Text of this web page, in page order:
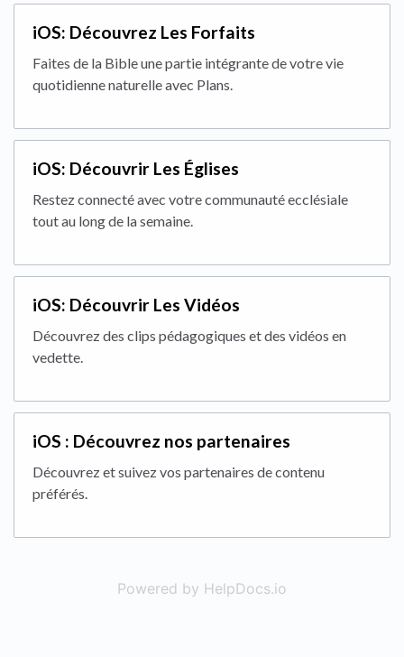
iOS: Découvrez Les Forfaits
Faites de la Bible une partie intégrante de votre vie
quotidienne naturelle avec Plans.
iOS: Découvrir Les Églises
Restez connecté avec votre communauté ecclésiale
tout au long de la semaine.
iOS: Découvrir Les Vidéos
Découvrez des clips pédagogiques et des vidéos en
vedette.
iOS : Découvrez nos partenaires
Découvrez et suivez vos partenaires de contenu
préférés.
Powered by HelpDocs.io